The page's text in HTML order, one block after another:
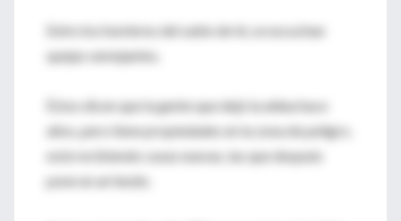
Entre los hombres del salón de té, se escuchan
quejas semejantes.
Éstos dicen que la gente que dejó la aldea hace
años, pero tiene propiedades en la zona de peligro,
está recibiendo casas nuevas, las que después
pone en arriendo.